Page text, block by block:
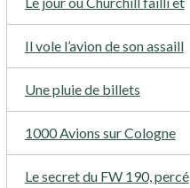
Il vole l’avion de son assaill
Une pluie de billets
1000 Avions sur Cologne
Le secret du FW 190, percé